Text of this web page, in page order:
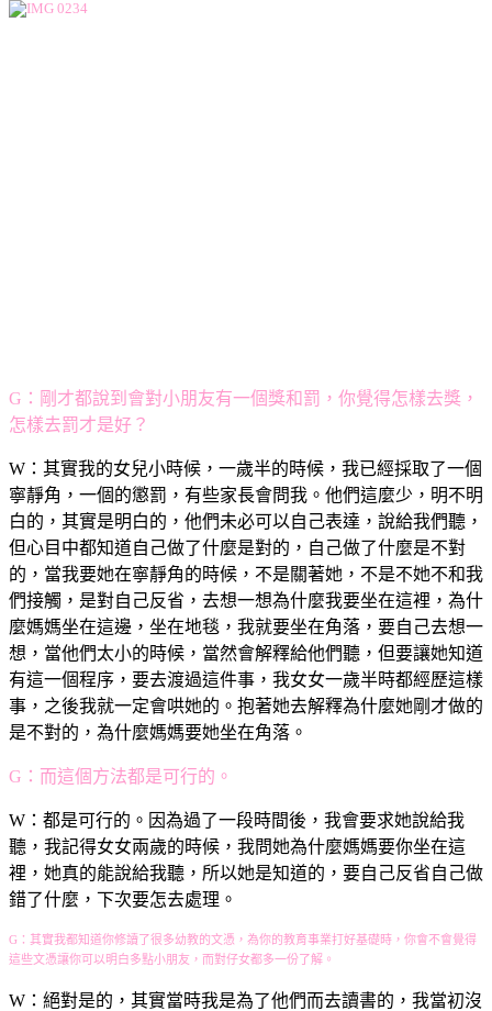
G：剛才都說到會對小朋友有一個獎和罰，你覺得怎樣去獎，
怎樣去罰才是好？
W：其實我的女兒小時候，一歲半的時候，我已經採取了一個
寧靜角，一個的懲罰，有些家長會問我。他們這麼少，明不明
白的，其實是明白的，他們未必可以自己表達，說給我們聽，
但心目中都知道自己做了什麼是對的，自己做了什麼是不對
的，當我要她在寧靜角的時候，不是關著她，不是不她不和我
們接觸，是對自己反省，去想一想為什麼我要坐在這裡，為什
麼媽媽坐在這邊，坐在地毯，我就要坐在角落，要自己去想一
想，當他們太小的時候，當然會解釋給他們聽，但要讓她知道
有這一個程序，要去渡過這件事，我女女一歲半時都經歷這樣
事，之後我就一定會哄她的。抱著她去解釋為什麼她剛才做的
是不對的，為什麼媽媽要她坐在角落。
G：而這個方法都是可行的。
W：都是可行的。因為過了一段時間後，我會要求她說給我
聽，我記得女女兩歲的時候，我問她為什麼媽媽要你坐在這
裡，她真的能說給我聽，所以她是知道的，要自己反省自己做
錯了什麼，下次要怎去處理。
G：其實我都知道你修讀了很多幼教的文憑，為你的教育事業打好基礎時，你會不會覺得
這些文憑讓你可以明白多點小朋友，而對仔女都多一份了解。
W：絕對是的，其實當時我是為了他們而去讀書的，我當初沒